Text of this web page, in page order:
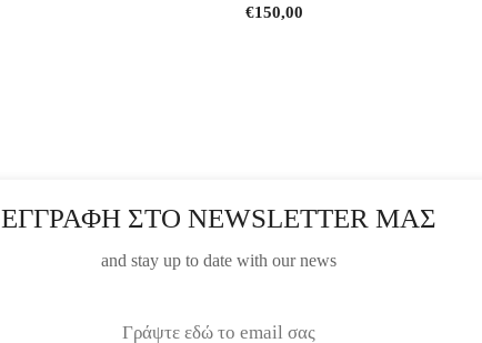
€150,00
product
ΕΓΓΡΑΦΗ ΣΤΟ NEWSLETTER ΜΑΣ
and stay up to date with our news